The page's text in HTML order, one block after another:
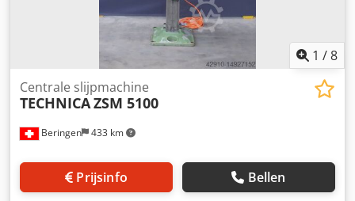
1 /8
Beringen 433 km
Centrale slijpmachine
TECHNICAZSM 5100
Prijsinfo Bellen